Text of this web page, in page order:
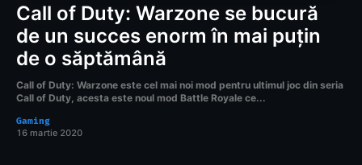
Call of Duty: Warzone se bucură
de un succes enorm în mai puțin
de o săptămână
Call of Duty: Warzone este cel mai noi mod pentru ultimul joc din seria
Call of Duty, acesta este noul mod Battle Royale ce...
Gaming
16 martie 2020